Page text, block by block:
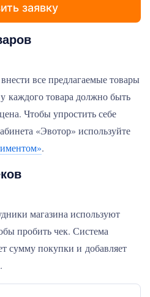
заявку
все предлагаемые товары
каждого товара должно быть
Чтобы упростить себе
«Эвотор» используйте
.
магазина используют
пробить чек. Система
сумму покупки и добавляет